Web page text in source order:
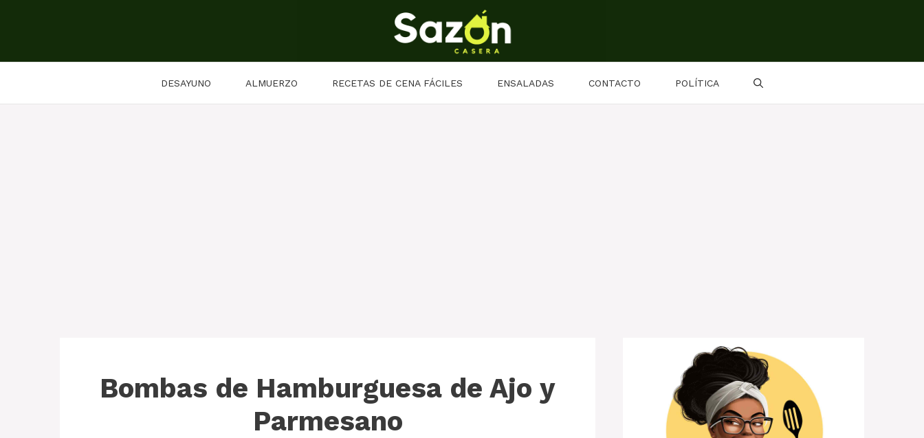
DESAYUNO ALMUERZO RECETAS DE CENA FÁCILES ENSALADAS CONTACTO POLÍTICA
Bombas de Hamburguesa de Ajo y
Parmesano